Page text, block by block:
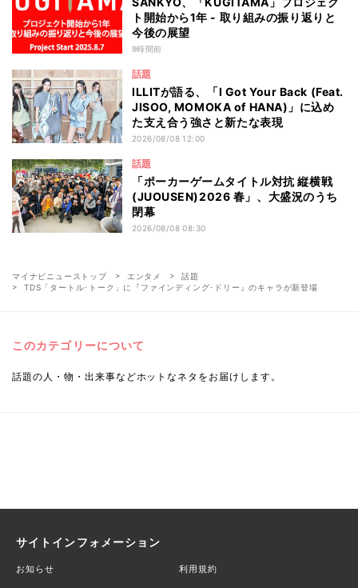
ト開始から1年 - 取り組みの振り返りと
今後の展望
9時間前
話題
ILLITが語る、「I Got Your Back (Feat.
JISOO, MOMOKA of HANA)」に込め
た支え合う強さと新たな表現
2026/08/08 12:00
話題
「ポーカーゲームタイトル対抗 縦横戦
(JUOUSEN)2026 春」、大盛況のうち
閉幕
2026/08/08 08:30
マイナビニューストップ エンタメ
話題
TDS「タートル･トーク」に『ファインディング･ドリー』のキャラが新登場
このカテゴリーについて
話題の人・物・出来事などホットなネタをお届けします。
サイトインフォメーション
お知らせ 利用規約